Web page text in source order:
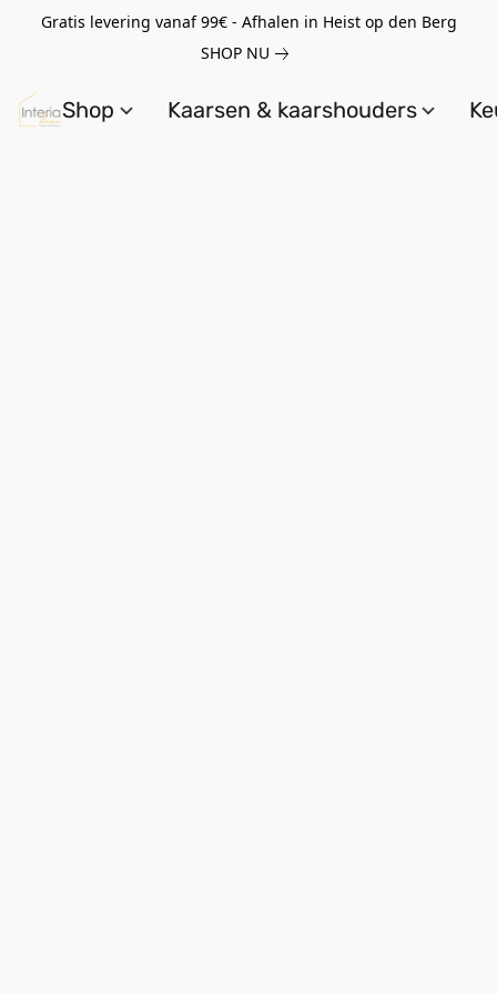
Gratis levering vanaf 99€ - Afhalen in Heist op den Berg
SHOP NU
Shop Kaarsen & kaarshouders